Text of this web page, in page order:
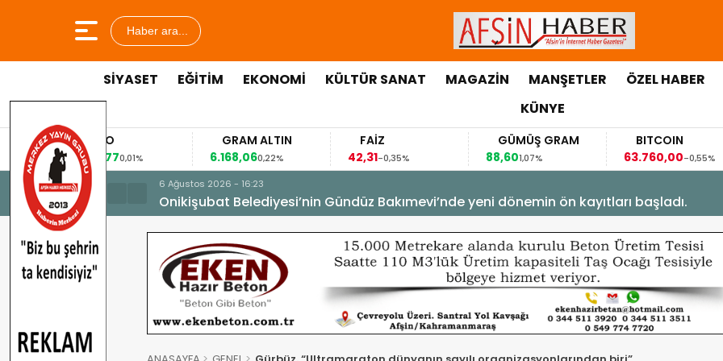
Haber ara...
SİYASET EĞİTİM EKONOMİ KÜLTÜR SANAT MAGAZİN MANŞETLER ÖZEL HABER
KÜNYE
EURO
53,84770,01%
GRAM ALTIN
6.168,06 0,22% -0,35%
GÜMÜŞ GRAM
1,07%
BITCOIN
63.760,00
-0,55%
6 Ağustos 2026 - 16:23
Onikişubat Belediyesi’nin Gündüz Bakımevi’nde yeni dönemin ön kayıtları başladı.